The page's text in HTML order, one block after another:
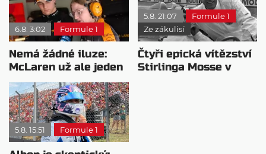
6.8. 3:02 Formule 1
Nemá žádné iluze:
McLaren už ale jeden
návrat ze dna dokázal
5.8. 21:07
Formule 1
Ze zákulisí
Čtyři epická vítězství
Stirlinga Mosse v
5.8. 15:51 Formule 1